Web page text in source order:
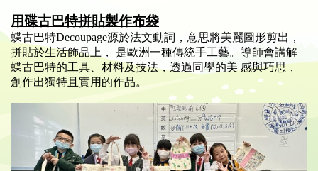
用碟古巴特拼貼製作布袋
蝶古巴特Decoupage源於法文動詞，意思將美麗圖形剪出，
拼貼於生活飾品上， 是歐洲一種傳統手工藝。導師會講解
蝶古巴特的工具、材料及技法，透過同學的美 感與巧思，
創作出獨特且實用的作品。